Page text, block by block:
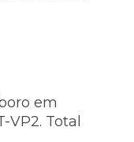
em
VP2. Total